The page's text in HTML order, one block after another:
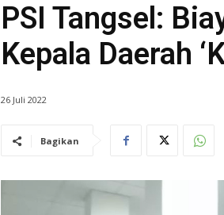
PSI Tangsel:
Kepala Daerah
26 Juli 2022
Bagikan